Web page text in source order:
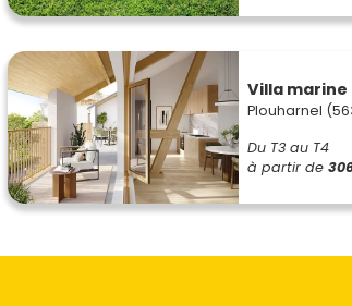
Villa marine
Plouharnel
Du T3 au T4
à partir de